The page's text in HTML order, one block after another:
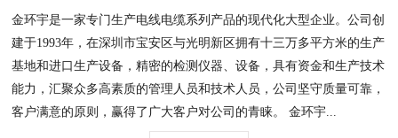
金环宇是一家专门生产电线电缆系列产品的现代化大型企业。公司创
建于1993年，在深圳市宝安区与光明新区拥有十三万多平方米的生产
基地和进口生产设备，精密的检测仪器、设备，具有资金和生产技术
能力，汇聚众多高素质的管理人员和技术人员，公司坚守质量可靠，
客户满意的原则，赢得了广大客户对公司的青睐。 金环宇...